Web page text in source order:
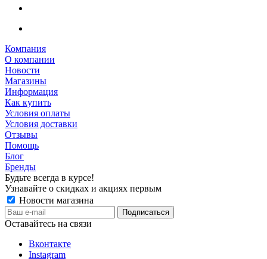
Компания
О компании
Новости
Магазины
Информация
Как купить
Условия оплаты
Условия доставки
Отзывы
Помощь
Блог
Бренды
Будьте всегда в курсе!
Узнавайте о скидках и акциях первым
Новости магазина
Оставайтесь на связи
Вконтакте
Instagram